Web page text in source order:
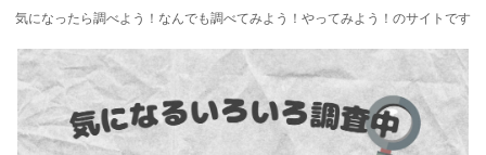
気になったら調べよう！なんでも調べてみよう！やってみよう！のサイトです